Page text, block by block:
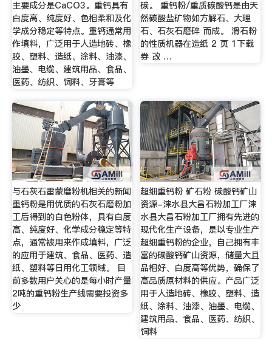
主要成分是CaCO3。重钙具有
白度高、纯度好、色相柔和及化
学成分稳定等特点。重钙通常用
作填料，广泛用于人造地砖、橡
胶、塑料、造纸、涂料、油漆、
油墨、电缆、建筑用品、食品、
医药、纺织、饲料、牙膏等
碳。 重钙粉/重质碳酸钙是由天
然碳酸盐矿物如方解石、大理
石、石灰石磨碎 而成。 滑石粉
的性质机器在造纸 2 页 1下载
券 改 …
与石灰石雷蒙磨粉机相关的新闻
重钙粉是用优质的石灰石磨粉加
工后得到的白色粉体，具有白度
高、纯度好、化学成分稳定等特
点，通常被用来作成填料，广泛
的应用于建筑、食品、医药、造
纸、塑料等日用化工领域。 目
前多数用户关心的是每小时产量
2吨的重钙粉生产线需要投资多
少
超细重钙粉 矿石粉 碳酸钙矿山
资源-涞水县大昌石粉加工厂涞
水县大昌石粉加工厂拥有先进的
现代化生产设备，是以专业生产
超细重钙粉的企业，自己拥有丰
富的碳酸钙矿山资源，储量大且
品相好、白度高等优势，确保了
高品质原材料的供应。产品广泛
用于人造地砖、橡胶、塑料、造
纸、涂料、油漆、油墨、电缆、
建筑用品、食品、医药、纺织、
饲料